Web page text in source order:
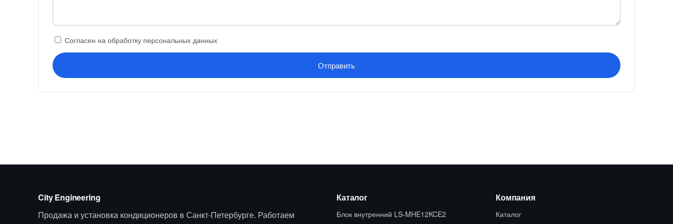
Согласен на обработку персональных данных
Отправить
City Engineering
Продажа и установка кондиционеров в Санкт-Петербурге. Работаем
Каталог
Блок внутренний LS-MHE12KCE2
Компания
Каталог